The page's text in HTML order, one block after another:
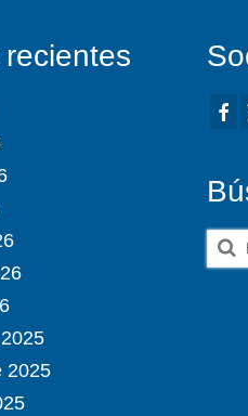
2025
por: